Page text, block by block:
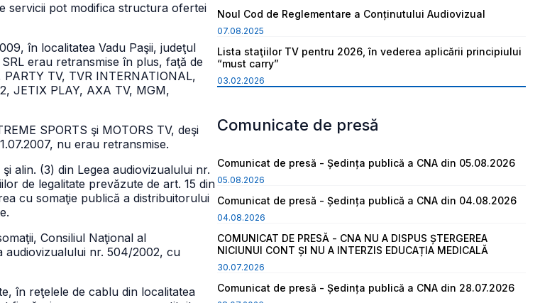
servicii pot modifica structura ofertei
în localitatea Vadu Paşii, judeţul
erau retransmise în plus, faţă de
TV, TVR INTERNATIONAL,
JETIX PLAY, AXA TV, MGM,
SPORTS şi MOTORS TV, deşi
nu erau retransmise.
alin. (3) din Legea audiovizualului nr.
de legalitate prevăzute de art. 15 din
cu somaţie publică a distribuitorului
Consiliul Naţional al
audiovizualului nr. 504/2002, cu
în reţelele de cablu din localitatea
Noul Cod de Reglementare a Conținutului Audiovizual
07.08.2025
Lista staţiilor TV pentru 2026, în vederea aplicării principiului
“must carry”
03.02.2026
Comunicate de presă
Comunicat de presă - Ședința publică a CNA din 05.08.2026
05.08.2026
Comunicat de presă - Ședința publică a CNA din 04.08.2026
04.08.2026
COMUNICAT DE PRESĂ - CNA NU A DISPUS ȘTERGEREA
NICIUNUI CONT ȘI NU A INTERZIS EDUCAȚIA MEDICALĂ
30.07.2026
Comunicat de presă - Ședința publică a CNA din 28.07.2026